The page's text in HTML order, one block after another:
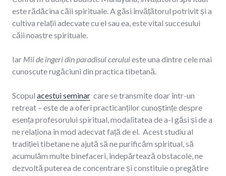
este rădăcina căii spirituale. A găsi învățătorul potrivit și a
cultiva relații adecvate cu el sau ea, este vital succesului
căii noastre spirituale.
Iar Mii de îngeri din paradisul ceruluieste una dintre cele mai
cunoscute rugăciuni din practica tibetană.
Scopul acestui seminar care se transmite doar într-un
retreat – este de a oferi practicanților cunoștințe despre
esența profesorului spiritual, modalitatea de a-l găsi și de a
ne relaționa în mod adecvat față de el. Acest studiu al
tradiției tibetane ne ajută să ne purificăm spiritual, să
acumulăm multe binefaceri, îndepărtează obstacole, ne
dezvoltă puterea de concentrare și constituie o pregătire